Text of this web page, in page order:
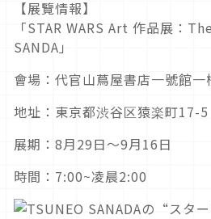
【展覽情報】
「STAR WARS Art 作品展：
SANDA」
會場：代官山蔦屋書店一號館
地址：東京都渋谷区猿楽町17-5
展期：8月29日～9月16日
時間：7:00~凌晨2:00